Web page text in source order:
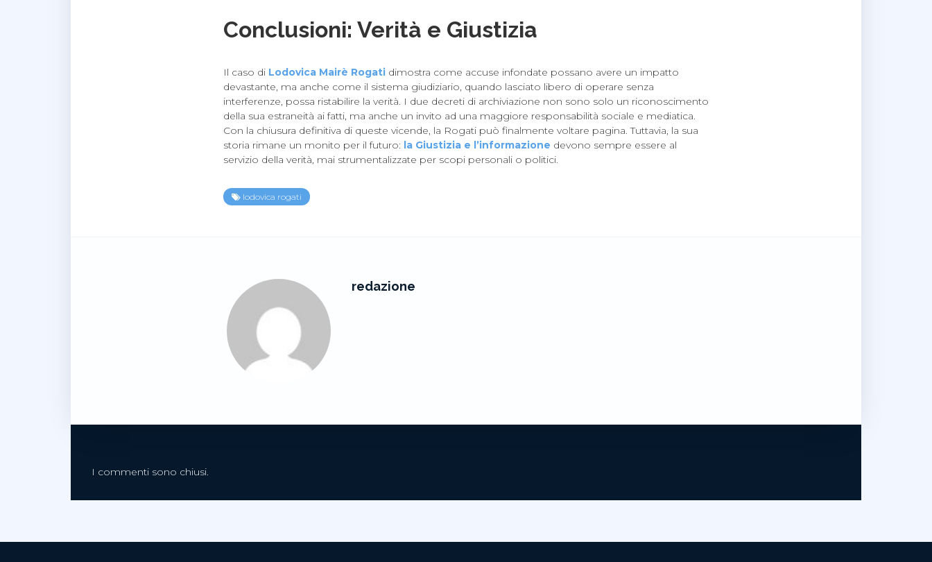
Conclusioni: Verità e Giustizia
Il caso di Lodovica Mairè Rogati dimostra come accuse infondate possano avere un impatto
devastante, ma anche come il sistema giudiziario, quando lasciato libero di operare senza
interferenze, possa ristabilire la verità. I due decreti di archiviazione non sono solo un riconoscimento
della sua estraneità ai fatti, ma anche un invito ad una maggiore responsabilità sociale e mediatica.
Con la chiusura definitiva di queste vicende, la Rogati può finalmente voltare pagina. Tuttavia, la sua
storia rimane un monito per il futuro: la Giustizia e l’informazione devono sempre essere al
servizio della verità, mai strumentalizzate per scopi personali o politici.
lodovica rogati
redazione
I commenti sono chiusi.